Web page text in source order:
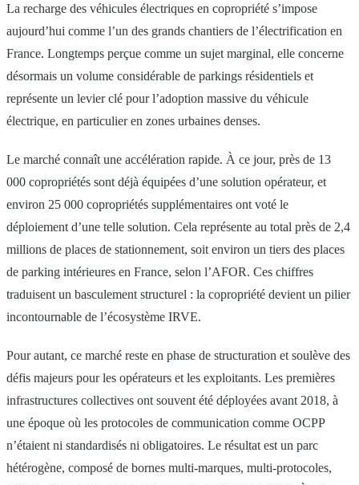
La recharge des véhicules électriques en copropriété s’impose
aujourd’hui comme l’un des grands chantiers de l’électrification en
France. Longtemps perçue comme un sujet marginal, elle concerne
désormais un volume considérable de parkings résidentiels et
représente un levier clé pour l’adoption massive du véhicule
électrique, en particulier en zones urbaines denses.
Le marché connaît une accélération rapide. À ce jour, près de 13
000 copropriétés sont déjà équipées d’une solution opérateur, et
environ 25 000 copropriétés supplémentaires ont voté le
déploiement d’une telle solution. Cela représente au total près de 2,4
millions de places de stationnement, soit environ un tiers des places
de parking intérieures en France, selon l’AFOR. Ces chiffres
traduisent un basculement structurel : la copropriété devient un pilier
incontournable de l’écosystème IRVE.
Pour autant, ce marché reste en phase de structuration et soulève des
défis majeurs pour les opérateurs et les exploitants. Les premières
infrastructures collectives ont souvent été déployées avant 2018, à
une époque où les protocoles de communication comme OCPP
n’étaient ni standardisés ni obligatoires. Le résultat est un parc
hétérogène, composé de bornes multi-marques, multi-protocoles,